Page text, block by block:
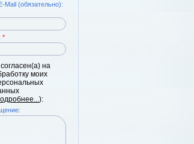
Mail (обязательно):
*
на
моих
):